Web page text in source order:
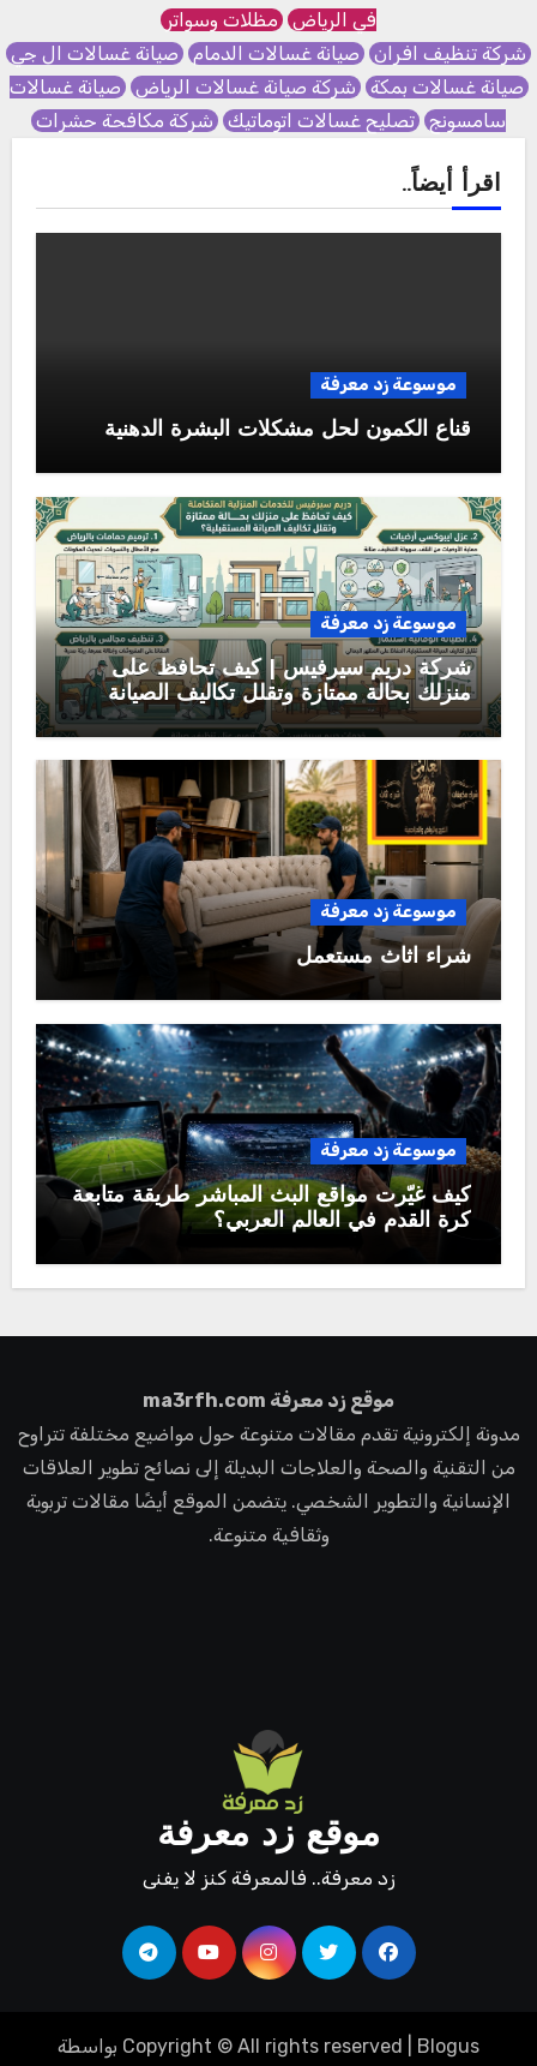
في الرياض مظلات وسواتر
شركة تنظيف افران صيانة غسالات الدمام صيانة غسالات ال جي
صيانة غسالات بمكة شركة صيانة غسالات الرياض صيانة غسالات
سامسونج تصليح غسالات اتوماتيك شركة مكافحة حشرات
اقرأ أيضاً..
موسوعة زد معرفة
قناع الكمون لحل مشكلات البشرة الدهنية
موسوعة زد معرفة
شركة دريم سيرفيس | كيف تحافظ على
منزلك بحالة ممتازة وتقلل تكاليف الصيانة
المستقبلية؟
موسوعة زد معرفة
شراء اثاث مستعمل
موسوعة زد معرفة
كيف غيّرت مواقع البث المباشر طريقة متابعة
كرة القدم في العالم العربي؟
موقع زد معرفة ma3rfh.com
مدونة إلكترونية تقدم مقالات متنوعة حول مواضيع مختلفة تتراوح
من التقنية والصحة والعلاجات البديلة إلى نصائح تطوير العلاقات
الإنسانية والتطوير الشخصي. يتضمن الموقع أيضًا مقالات تربوية
وثقافية متنوعة.
موقع زد معرفة
زد معرفة.. فالمعرفة كنز لا يفنى
Copyright © All rights reserved Blogus بواسطة